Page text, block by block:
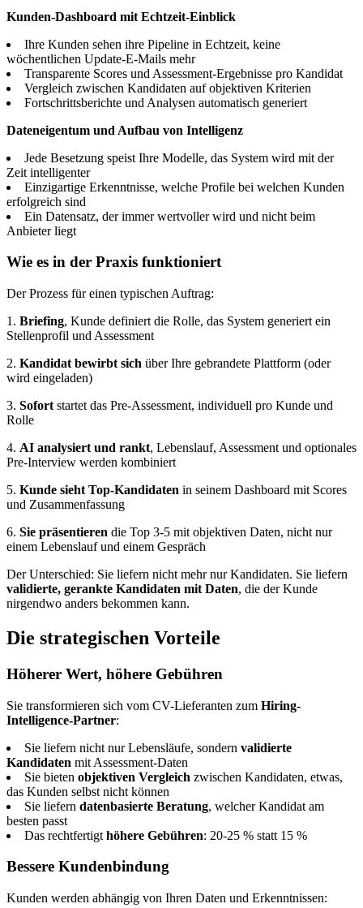
Kunden-Dashboard mit Echtzeit-Einblick
Ihre Kunden sehen ihre Pipeline in Echtzeit, keine
wöchentlichen Update-E-Mails mehr
Transparente Scores und Assessment-Ergebnisse pro Kandidat
Vergleich zwischen Kandidaten auf objektiven Kriterien
Fortschrittsberichte und Analysen automatisch generiert
Dateneigentum und Aufbau von Intelligenz
Jede Besetzung speist Ihre Modelle, das System wird mit der
Zeit intelligenter
Einzigartige Erkenntnisse, welche Profile bei welchen Kunden
erfolgreich sind
Ein Datensatz, der immer wertvoller wird und nicht beim
Anbieter liegt
Wie es in der Praxis funktioniert
Der Prozess für einen typischen Auftrag:
1. Briefing, Kunde definiert die Rolle, das System generiert ein
Stellenprofil und Assessment
2. Kandidat bewirbt sich über Ihre gebrandete Plattform (oder
wird eingeladen)
3. Sofort startet das Pre-Assessment, individuell pro Kunde und
Rolle
4. AI analysiert und rankt, Lebenslauf, Assessment und optionales
Pre-Interview werden kombiniert
5. Kunde sieht Top-Kandidaten in seinem Dashboard mit Scores
und Zusammenfassung
6. Sie präsentieren die Top 3-5 mit objektiven Daten, nicht nur
einem Lebenslauf und einem Gespräch
Der Unterschied: Sie liefern nicht mehr nur Kandidaten. Sie liefern
validierte, gerankte Kandidaten mit Daten, die der Kunde
nirgendwo anders bekommen kann.
Die strategischen Vorteile
Höherer Wert, höhere Gebühren
Sie transformieren sich vom CV-Lieferanten zum Hiring-
Intelligence-Partner:
Sie liefern nicht nur Lebensläufe, sondern validierte
Kandidaten mit Assessment-Daten
Sie bieten objektiven Vergleich zwischen Kandidaten, etwas,
das Kunden selbst nicht können
Sie liefern datenbasierte Beratung, welcher Kandidat am
besten passt
Das rechtfertigt höhere Gebühren: 20-25 % statt 15 %
Bessere Kundenbindung
Kunden werden abhängig von Ihren Daten und Erkenntnissen: